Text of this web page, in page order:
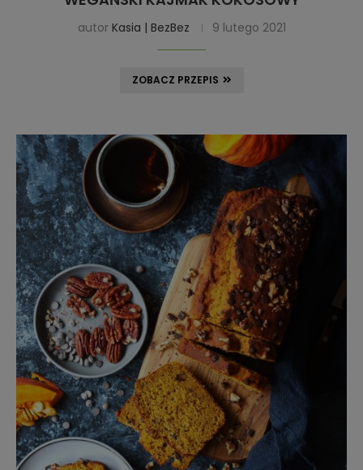
autor Kasia | BezBez 9 lutego 2021
ZOBACZ PRZEPIS